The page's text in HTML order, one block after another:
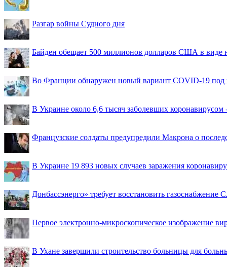
Разгар войны Судного дня
Байден обещает 500 миллионов долларов США в
Во Франции обнаружен новый вариант COVID-19 под
В Украине около 6,6 тысяч заболевших коронавирусом
Французские солдаты предупредили Макрона о
В Украине 19 893 новых случаев заражения
Донбассэнерго» требует восстановить газоснабжение
Первое электронно-микроскопическое изображение
В Ухане завершили строительство больницы для